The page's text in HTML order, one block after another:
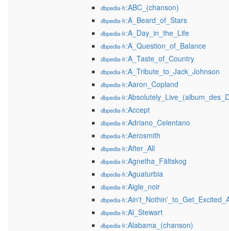
dbpedia-fr:ABC_(chanson)
dbpedia-fr:A_Beard_of_Stars
dbpedia-fr:A_Day_in_the_Life
dbpedia-fr:A_Question_of_Balance
dbpedia-fr:A_Taste_of_Country
dbpedia-fr:A_Tribute_to_Jack_Johnson
dbpedia-fr:Aaron_Copland
dbpedia-fr
dbpedia-fr:Accept
dbpedia-fr:Adriano_Celentano
dbpedia-fr:Aerosmith
dbpedia-fr:After_All
dbpedia-fr:Agnetha_Fältskog
dbpedia-fr:Aguaturbia
dbpedia-fr:Aigle_noir
dbpedia-fr
dbpedia-fr:Al_Stewart
dbpedia-fr:Alabama_(chanson)